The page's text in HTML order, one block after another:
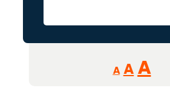
A
Reducir
tamaño
AA